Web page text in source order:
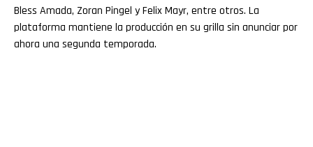
Bless Amada, Zoran Pingel y Felix Mayr, entre otros. La
plataforma mantiene la producción en su grilla sin anunciar por
ahora una segunda temporada.